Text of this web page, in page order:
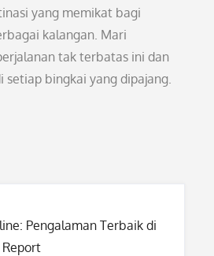
yang memikat bagi
kalangan. Mari
tak terbatas ini dan
setiap bingkai yang dipajang.
Pengalaman Terbaik di